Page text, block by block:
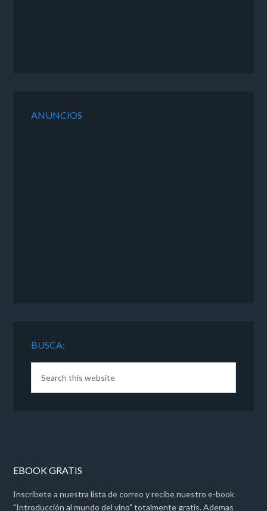
ANUNCIOS
BUSCA:
EBOOK GRATIS
Inscribete a nuestra lista de correo y recibe nuestro e-book
"Introducción al mundo del vino" totalmente gratis. Ademas